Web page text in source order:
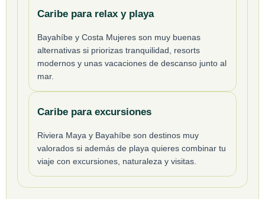
Caribe para relax y playa
Bayahíbe y Costa Mujeres son muy buenas
alternativas si priorizas tranquilidad, resorts
modernos y unas vacaciones de descanso junto al
mar.
Caribe para excursiones
Riviera Maya y Bayahíbe son destinos muy
valorados si además de playa quieres combinar tu
viaje con excursiones, naturaleza y visitas.